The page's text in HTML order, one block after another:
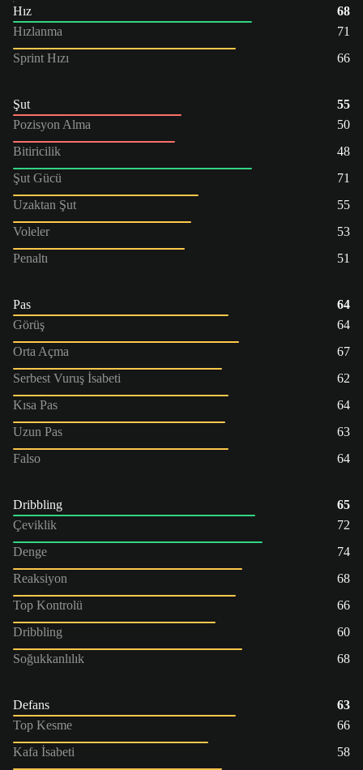
Hız
68
Hızlanma
71
Sprint Hızı
66
Şut
55
Pozisyon Alma
50
Bitiricilik
48
Şut Gücü
71
Uzaktan Şut
55
Voleler
53
Penaltı
51
Pas
64
Görüş
64
Orta Açma
67
Serbest Vuruş İsabeti
62
Kısa Pas
64
Uzun Pas
63
Falso
64
Dribbling
65
Çeviklik
72
Denge
74
Reaksiyon
68
Top Kontrolü
66
Dribbling
60
Soğukkanlılık
68
Defans
63
Top Kesme
66
Kafa İsabeti
58